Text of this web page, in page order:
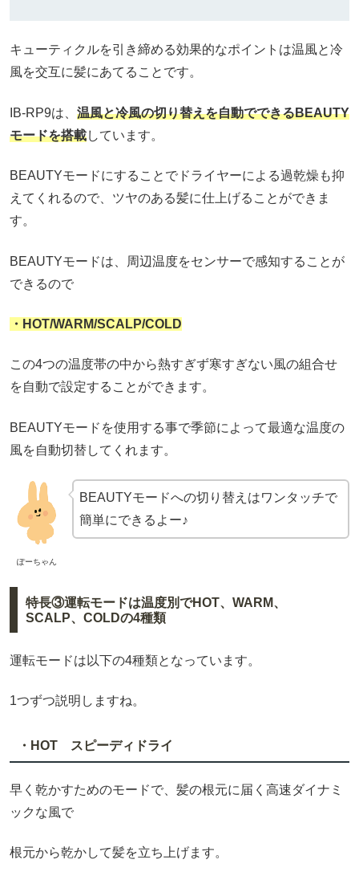
キューティクルを引き締める効果的なポイントは温風と冷
風を交互に髪にあてることです。
IB-RP9は、 温風と冷風の切り替えを自動でできるBEAUTY
モードを搭載しています。
BEAUTYモードにすることでドライヤーによる過乾燥も抑
えてくれるので、ツヤのある髪に仕上げることができま
す。
BEAUTYモードは、周辺温度をセンサーで感知することが
できるので
・HOT/WARM/SCALP/COLD
この4つの温度帯の中から熱すぎず寒すぎない風の組合せ
を自動で設定することができます。
BEAUTYモードを使用する事で季節によって最適な温度の
風を自動切替してくれます。
ぽーちゃん
BEAUTYモードへの切り替えはワンタッチで
簡単にできるよー♪
特長③運転モードは温度別でHOT、WARM、
SCALP、COLDの4種類
運転モードは以下の4種類となっています。
1つずつ説明しますね。
・HOT スピーディドライ
早く乾かすためのモードで、髪の根元に届く高速ダイナミ
ックな風で
根元から乾かして髪を立ち上げます。